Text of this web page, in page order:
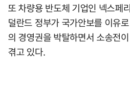
또 차량용 반도체 기업인 넥스페
덜란드 정부가 국가안보를 이유
의 경영권을 박탈하면서 소송전
겪고 있다.